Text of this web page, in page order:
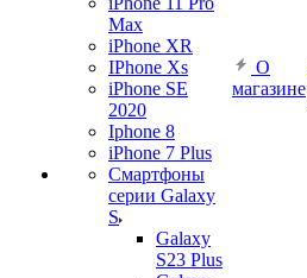
Max
iPhone XR
IPhone Xs
iPhone SE
2020
Iphone 8
iPhone 7 Plus
Смартфоны
серии Galaxy
S
Galaxy
S23 Plus
О
магазине